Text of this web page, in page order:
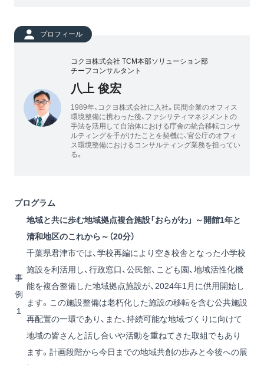
プロフィール
コクヨ株式会社 TCM本部ソリューション部
チーフコンサルタント
八上 俊宏
1989年、コクヨ株式会社に入社。民間企業のオフィス
環境整備に携わった後、ファシリティマネジメントの
手法を活用して自治体における庁舎の統合移転コンサ
ルティングを手がけたことを契機に、官公庁のオフィ
ス環境整備におけるコンサルティング業務を担ってい
る。
プログラム
事
例
１
地域と共に歩む地域拠点複合施設「おらがわ」 ～開館1年と
清和地区のこれから～（20分）
千葉県君津市では、学校再編により空き校舎となった小学校
施設を利活用し、行政窓口、公民館、こども園、地域活性化機
能を複合整備した地域拠点施設が、2024年1月に供用開始し
ます。この施設整備は老朽化した施設の移転を含む公共施設
再配置の一環であり、また、持続可能な地域づくりに向けて
地域の皆さんと話し合いや活動を重ねてきた取組でもあり
ます。計画段階から今日までの地域共創の歩みと今後への展